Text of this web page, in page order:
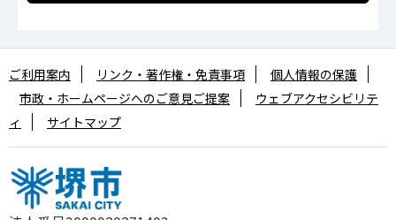
ご利用案内 リンク・著作権・免責事項
個人情報の保護
市政・ホームページへのご意見ご提案
ウェブアクセシビリテ
ィ
サイトマップ